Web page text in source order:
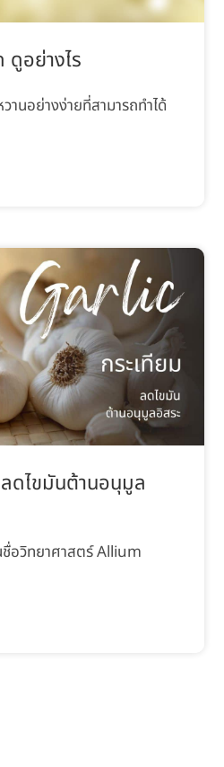
ดูอย่างไร
านอย่างง่ายที่สามารถทำได้
ดไขมันต้านอนุมูล
ชื่อวิทยาศาสตร์ Allium